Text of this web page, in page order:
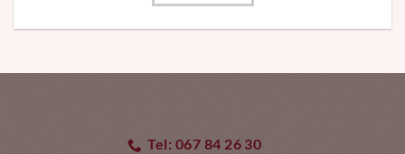
Tel: 067 84 26 30